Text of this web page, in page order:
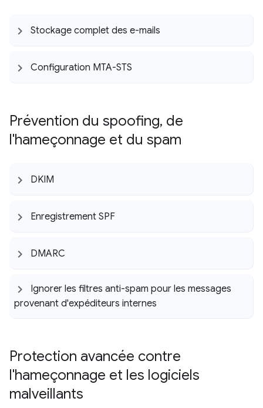
Stockage complet des e-mails
Configuration MTA-STS
Prévention du spoofing, de
l'hameçonnage et du spam
DKIM
Enregistrement SPF
DMARC
Ignorer les filtres anti-spam pour les messages
provenant d'expéditeurs internes
Protection avancée contre
l'hameçonnage et les logiciels
malveillants